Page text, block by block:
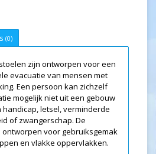
(0)
zijn ontworpen voor een
evacuatie van mensen met
Een persoon kan zichzelf
mogelijk niet uit een gebouw
letsel, verminderde
of zwangerschap. De
voor gebruiksgemak
en vlakke oppervlakken.